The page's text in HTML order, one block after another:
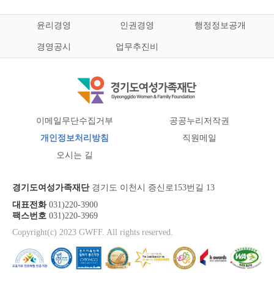
윤리경영 인권경영 행정정보공개
경영공시 업무추진비
이메일무단수집거부
공공누리저작권
개인정보처리방침
직원메일
오시는 길
경기도여성가족재단경기도 이천시 증신로153번길 13
대표전화031)220-3900
팩스번호 031)220-3969
Copyright(c) 2023 GWFF. All rights reserved.